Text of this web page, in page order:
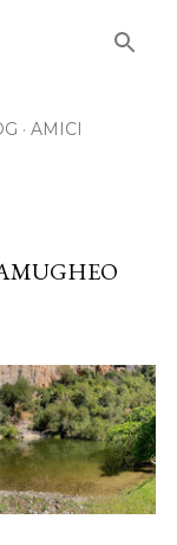
AMICI